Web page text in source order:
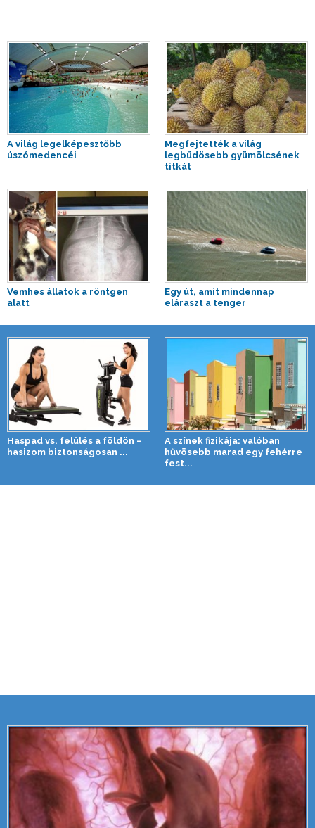
A világ legelképesztőbb
úszómedencéi
Megfejtették a világ
legbüdösebb gyümölcsének
titkát
Vemhes állatok a röntgen
alatt
Egy út, amit mindennap
eláraszt a tenger
Haspad vs. felülés a földön –
hasizom biztonságosan ...
A színek fizikája: valóban
hűvösebb marad egy fehérre
fest...